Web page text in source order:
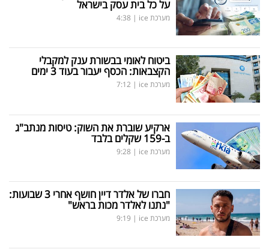
על כל בית עסק בישראל
מערכת ice |
4:38
ביטוח לאומי בבשורת ענק למקבלי
הקצבאות: הכסף יעבור בעוד 3 ימים
מערכת ice |
7:12
ארקיע שוברת את השוק: טיסות מנתב"ג
ב-159 שקלים בלבד
מערכת ice |
9:28
חברו של אלדר דיין חושף אחרי 3 שבועות:
"נתנו לאלדר מכות בראש"
מערכת ice |
9:19